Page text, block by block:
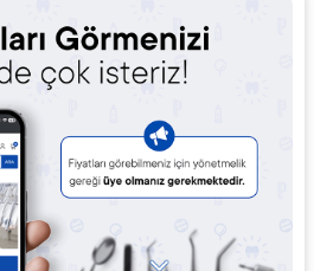
Ürün Yorumları